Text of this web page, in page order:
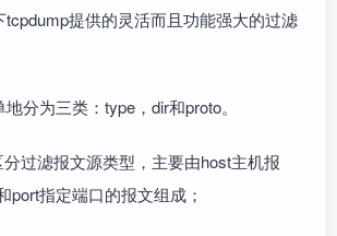
提供的灵活而且功能强大的过滤
分为三类：type，dir和proto。
过滤报文源类型，主要由host主机报
port指定端口的报文组成；